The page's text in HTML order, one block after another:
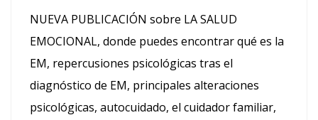
NUEVA PUBLICACIÓN sobre LA SALUD
EMOCIONAL, donde puedes encontrar qué es la
EM, repercusiones psicológicas tras el
diagnóstico de EM, principales alteraciones
psicológicas, autocuidado, el cuidador familiar,